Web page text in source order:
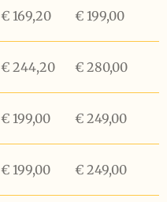
€ 169,20 € 199,00
€ 244,20 € 280,00
€ 199,00 € 249,00
€ 199,00 € 249,00